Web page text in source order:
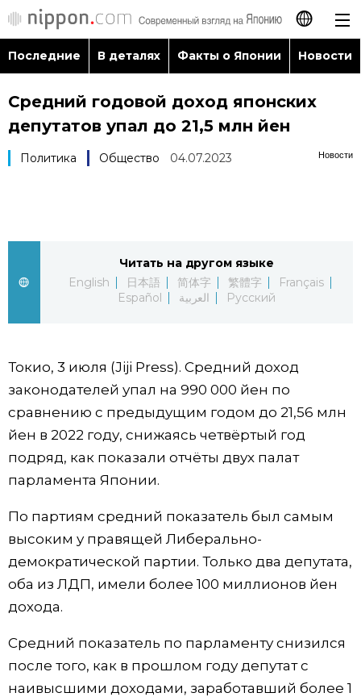
日本語
English
Español
العربية
Последние
Факты о Японии
Новости
Фото/Видео
Разделы
Люди
Блог
Политика
Экономика
Общество
Популярные статьи
Японский язык
Японский калейдоскоп
Семья
Еда и напитки
official SNS
Последние В деталях Факты о Японии Новости
Средний годовой доход японских
депутатов упал до 21,5 млн йен
Новости
Политика Общество 04.07.2023
Читать на другом языке
English
日本語 简体字 繁體字
Français
Español
العربية Русский
Токио, 3 июля (Jiji Press). Средний доход
законодателей упал на 990 000 йен по
сравнению с предыдущим годом до 21,56 млн
йен в 2022 году, снижаясь четвёртый год
подряд, как показали отчёты двух палат
парламента Японии.
По партиям средний показатель был самым
высоким у правящей Либерально-
демократической партии. Только два депутата,
оба из ЛДП, имели более 100 миллионов йен
дохода.
Средний показатель по парламенту снизился
после того, как в прошлом году депутат с
наивысшими доходами, заработавший более 1